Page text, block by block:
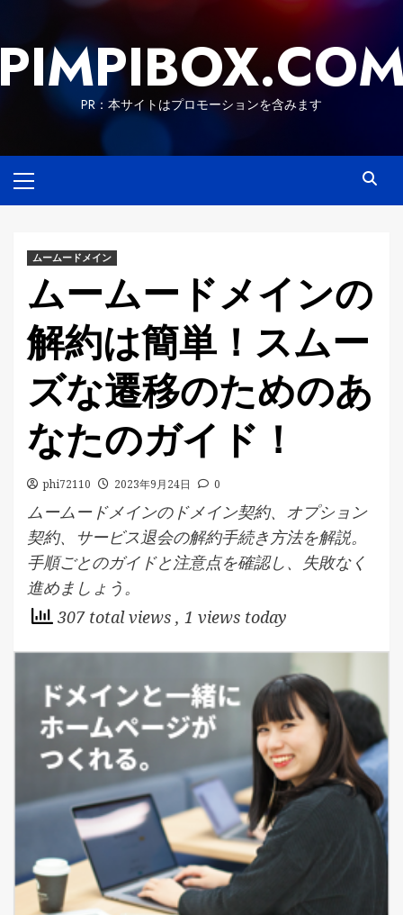
content
PR：本サイトはプロモーションを含みます
Menu
ムームードメイン
ムームードメインの
解約は簡単！スムー
ズな遷移のためのあ
なたのガイド！
phi72110 2023年9月24日 0
ムームードメインのドメイン契約、オプション
契約、サービス退会の解約手続き方法を解説。
手順ごとのガイドと注意点を確認し、失敗なく
進めましょう。
307 total views , 1 views today